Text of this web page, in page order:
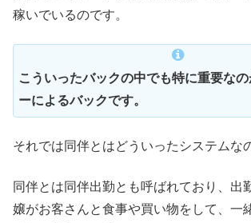
稼いでいるのです。
こういったバックの中でも特に重要な
ーによるバックです。
それでは同伴とはどういったシステムな
同伴とは同伴出勤とも呼ばれており、出
嬢がお客さんと食事や買い物をして、一